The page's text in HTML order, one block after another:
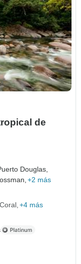
de
Douglas,
+2 más
+4 más